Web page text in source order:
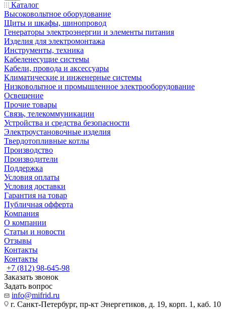
Каталог
Высоковольтное оборудование
Щиты и шкафы, шинопровод
Генераторы электроэнергии и элементы питания
Изделия для электромонтажа
Инструменты, техника
Кабеленесущие системы
Кабели, провода и аксессуары
Климатические и инженерные системы
Низковольтное и промышленное электрооборудование
Освещение
Прочие товары
Связь, телекоммуникации
Устройства и средства безопасности
Электроустановочные изделия
Твердотопливные котлы
Производство
Производители
Поддержка
Условия оплаты
Условия доставки
Гарантия на товар
Публичная офферта
Компания
О компании
Статьи и новости
Отзывы
Контакты
Контакты
+7 (812) 98-645-98
Заказать звонок
Задать вопрос
info@mifrid.ru
г. Санкт-Петербург, пр-кт Энергетиков, д. 19, корп. 1, каб. 10